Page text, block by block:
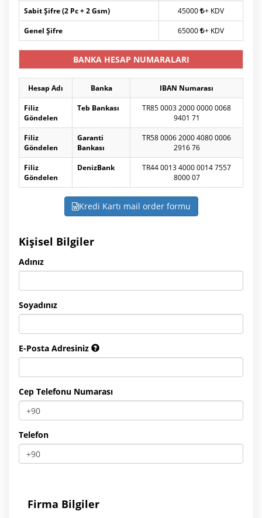
Sabit Şifre (2 Pc + 2 Gsm)
45000 + KDV
Genel Şifre
65000 + KDV
BANKA HESAP NUMARALARI
Hesap Adı Banka
IBAN Numarası
Filiz
Göndelen
Teb Bankası
TR85 0003 2000 0000 0068
9401 71
Filiz
Göndelen
Garanti
Bankası
TR58 0006 2000 4080 0006
2916 76
Filiz
Göndelen
DenizBank
TR44 0013 4000 0014 7557
8000 07
Kredi Kartı mail order formu
Kişisel Bilgiler
Adınız
Soyadınız
E-Posta Adresiniz
Cep Telefonu Numarası
Telefon
Firma Bilgiler